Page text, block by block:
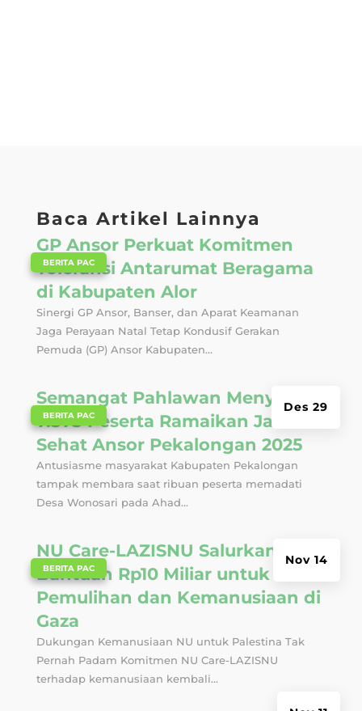
Baca Artikel Lainnya
GP Ansor Perkuat Komitmen
Toleransi Antarumat Beragama
di Kabupaten Alor
Des 29
BERITA PAC
Sinergi GP Ansor, Banser, dan Aparat Keamanan
Jaga Perayaan Natal Tetap Kondusif Gerakan
Pemuda (GP) Ansor Kabupaten...
Semangat Pahlawan Menyala,
7.575 Peserta Ramaikan Jalan
Sehat Ansor Pekalongan 2025
Nov 14
BERITA PAC
Antusiasme masyarakat Kabupaten Pekalongan
tampak membara saat ribuan peserta memadati
Desa Wonosari pada Ahad...
NU Care-LAZISNU Salurkan
Bantuan Rp10 Miliar untuk
Pemulihan dan Kemanusiaan di
Gaza
BERITA PAC
Dukungan Kemanusiaan NU untuk Palestina Tak
Pernah Padam Komitmen NU Care-LAZISNU
terhadap kemanusiaan kembali...